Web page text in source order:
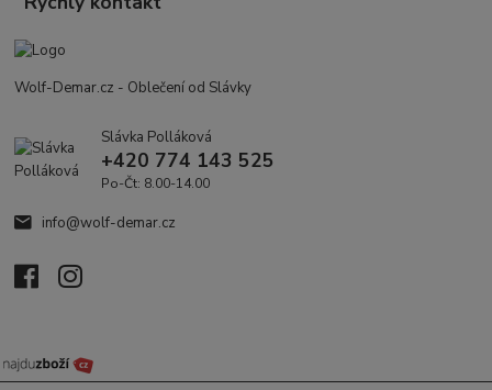
Wolf-Demar.cz - Oblečení od Slávky
Slávka Polláková
+420 774 143 525
Po-Čt: 8.00-14.00
info@wolf-demar.cz